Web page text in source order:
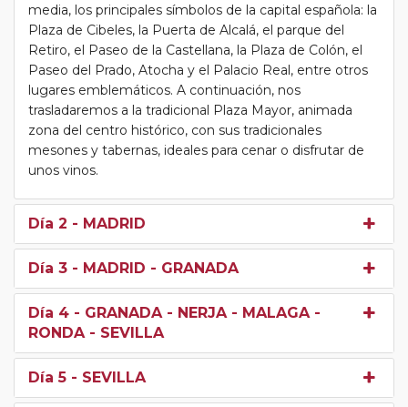
media, los principales símbolos de la capital española: la
Plaza de Cibeles, la Puerta de Alcalá, el parque del
Retiro, el Paseo de la Castellana, la Plaza de Colón, el
Paseo del Prado, Atocha y el Palacio Real, entre otros
lugares emblemáticos. A continuación, nos
trasladaremos a la tradicional Plaza Mayor, animada
zona del centro histórico, con sus tradicionales
mesones y tabernas, ideales para cenar o disfrutar de
unos vinos.
Día 2 - MADRID
Día 3 - MADRID - GRANADA
Día 4 - GRANADA - NERJA - MALAGA -
RONDA - SEVILLA
Día 5 - SEVILLA